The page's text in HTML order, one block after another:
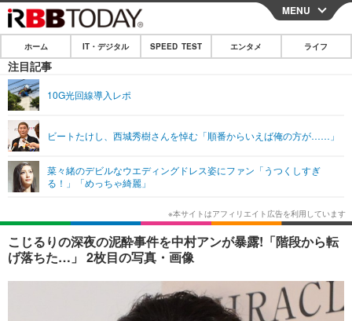
CLOSE
ホーム
IT・デジタル
ショッピング その他
SPEED TEST
エンタメ
エンタメTOP
韓国・芸能
音楽 スポーツ
その他
ライフ
ライフTOP グルメ
ペット ショッピング
その他
リリース一覧
プッシュ通知の停止方法
MENU
ホーム IT・デジタル SPEED TEST エンタメ ライフ
注目記事
10G光回線導入レポ
ビートたけし、西城秀樹さんを悼む「順番からいえば俺の方が……」
菜々緒のデビルなウエディングドレス姿にファン「うつくしすぎ
る！」「めっちゃ綺麗」
こじるりの深夜の泥酔事件を中村アンが暴露!「階段から転
げ落ちた…」 2枚目の写真・画像